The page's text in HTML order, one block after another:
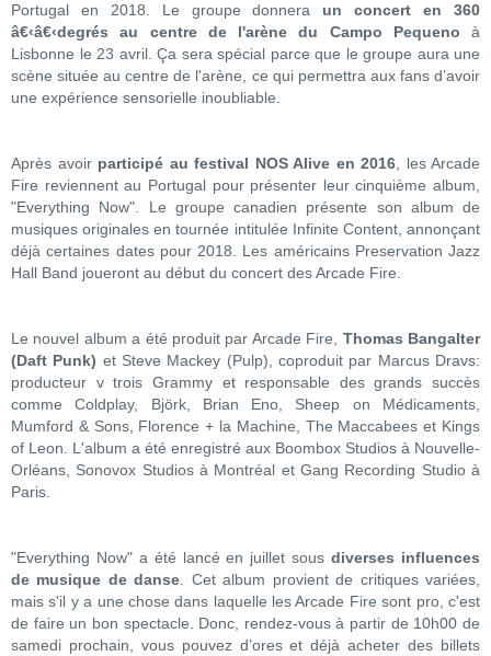
Portugal en 2018. Le groupe donnera un concert en 360
â€‹â€‹degrés au centre de l'arène du Campo Pequeno à
Lisbonne le 23 avril. Ça sera spécial parce que le groupe aura une
scène située au centre de l'arène, ce qui permettra aux fans d’avoir
une expérience sensorielle inoubliable.
Après avoir participé au festival NOS Alive en 2016, les Arcade
Fire reviennent au Portugal pour présenter leur cinquième album,
"Everything Now". Le groupe canadien présente son album de
musiques originales en tournée intitulée Infinite Content, annonçant
déjà certaines dates pour 2018. Les américains Preservation Jazz
Hall Band joueront au début du concert des Arcade Fire.
Le nouvel album a été produit par Arcade Fire, Thomas Bangalter
(Daft Punk) et Steve Mackey (Pulp), coproduit par Marcus Dravs:
producteur v trois Grammy et responsable des grands succès
comme Coldplay, Björk, Brian Eno, Sheep on Médicaments,
Mumford & Sons, Florence + la Machine, The Maccabees et Kings
of Leon. L'album a été enregistré aux Boombox Studios à Nouvelle-
Orléans, Sonovox Studios à Montréal et Gang Recording Studio à
Paris.
"Everything Now" a été lancé en juillet sousdiverses influences
de musique de danse. Cet album provient de critiques variées,
mais s'il y a une chose dans laquelle les Arcade Fire sont pro, c'est
de faire un bon spectacle. Donc, rendez-vous à partir de 10h00 de
samedi prochain, vous pouvez d’ores et déjà acheter des billets